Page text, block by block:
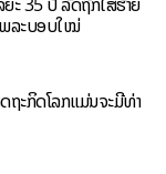
ພລະບອບໃໝ່
ດຖະກິດໂລກແມ່ນຈະມີທ່າ